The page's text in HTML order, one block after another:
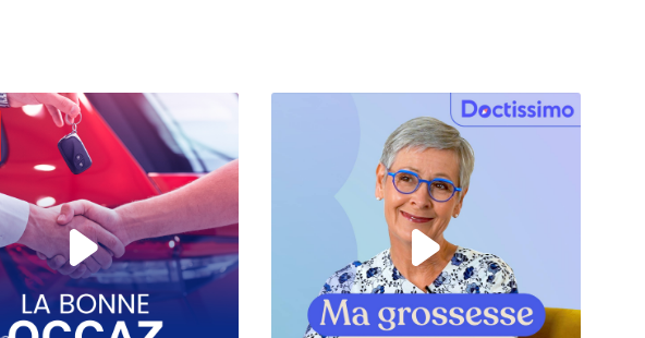
S12E147: L'actu auto du 04 août 2020
00:07:33 - IL Y A 6 ANS
S12E146: L'actu auto du 28 juillet 2020
00:04:46 - IL Y A 6 ANS
S12E145: L'actu auto du 24 juillet 2020
00:03:37 - IL Y A 6 ANS